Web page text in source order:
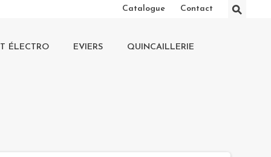
Catalogue Contact ⚲
ÉLECTRO EVIERS QUINCAILLERIE